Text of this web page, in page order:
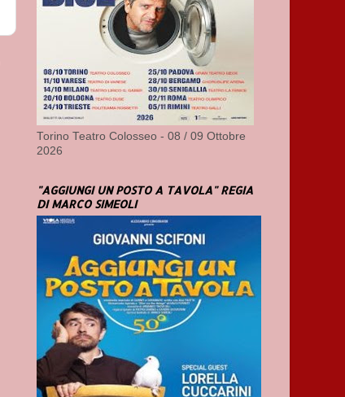
Torino Teatro Colosseo - 08 / 09 Ottobre
2026
"AGGIUNGI UN POSTO A TAVOLA" REGIA
DI MARCO SIMEOLI